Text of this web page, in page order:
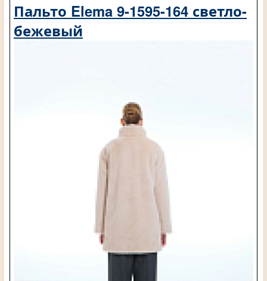
Пальто Elema 9-1595-164 светло-
бежевый